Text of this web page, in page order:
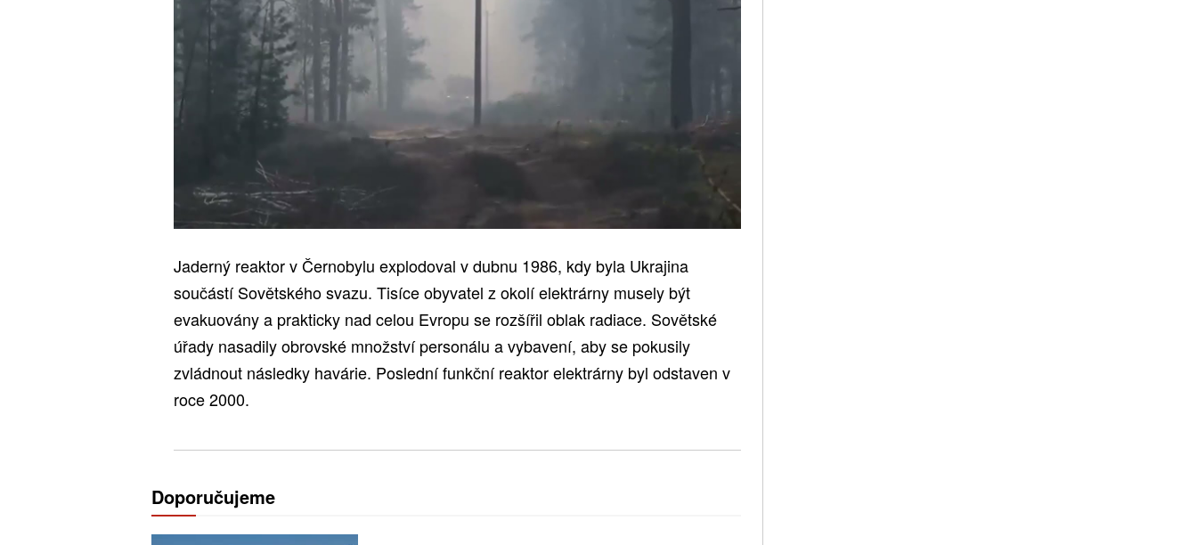
Jaderný reaktor v Černobylu explodoval v dubnu 1986, kdy byla Ukrajina
součástí Sovětského svazu. Tisíce obyvatel z okolí elektrárny musely být
evakuovány a prakticky nad celou Evropu se rozšířil oblak radiace. Sovětské
úřady nasadily obrovské množství personálu a vybavení, aby se pokusily
zvládnout následky havárie. Poslední funkční reaktor elektrárny byl odstaven v
roce 2000.
Doporučujeme